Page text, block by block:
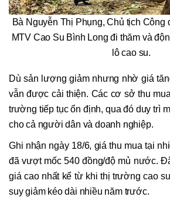
Bà Nguyễn Thị Phụng, Chủ tịch Công
MTV Cao Su Bình Long đi thăm và
lô cao su.
Dù sản lượng giảm nhưng nhờ giá
vẫn được cải thiện. Các cơ sở thu
trường tiếp tục ổn định, qua đó duy trì
cho cả người dân và doanh nghiệp.
Ghi nhận ngày 18/6, giá thu mua tại
đã vượt mốc 540 đồng/độ mủ nước.
giá cao nhất kể từ khi thị trường cao
suy giảm kéo dài nhiều năm trước.